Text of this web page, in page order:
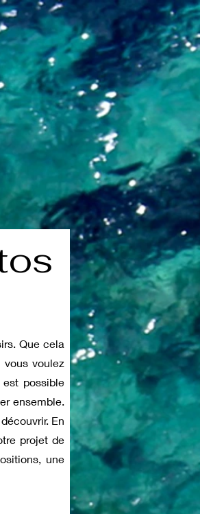
Que cela
voulez
possible
ensemble.
En
projet de
une